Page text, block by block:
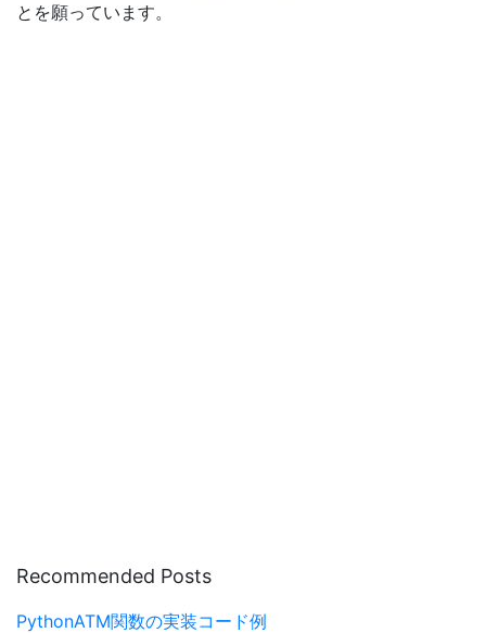
とを願っています。
Recommended Posts
PythonATM関数の実装コード例